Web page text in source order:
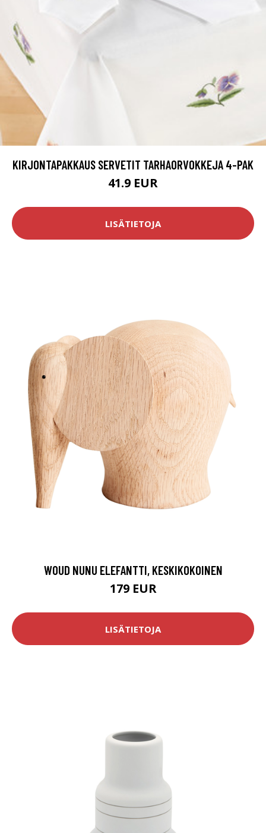
KIRJONTAPAKKAUS SERVETIT TARHAORVOKKEJA 4-PAK
41.9 EUR
LISÄTIETOJA
WOUD NUNU ELEFANTTI, KESKIKOKOINEN
179 EUR
LISÄTIETOJA